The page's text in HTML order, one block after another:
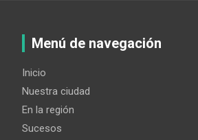
Menú de navegación
Inicio
Nuestra ciudad
En la región
Sucesos